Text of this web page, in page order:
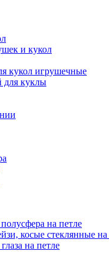
и кукол
кукол игрушечные
для куклы
на петле
косые стеклянные на
на петле